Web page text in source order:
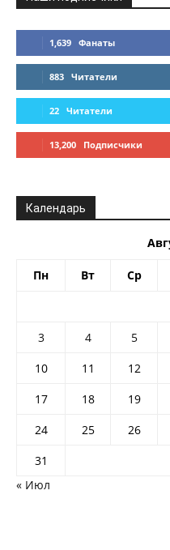
1,639 Фанаты
883 Читатели
22 Читатели
13,200 Подписчики
Календарь
Пн Вт Ср
3
4 5
10
11 12
17
18 19
24
25 26
31
« Июл